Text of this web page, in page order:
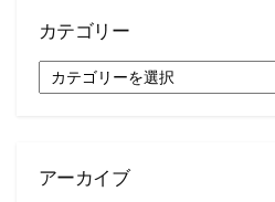
カテゴリー
テ
アーカイブ